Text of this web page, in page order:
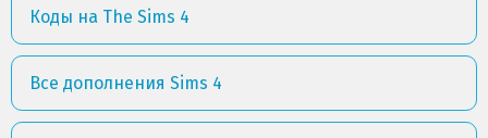
Коды на The Sims 4
Все дополнения Sims 4